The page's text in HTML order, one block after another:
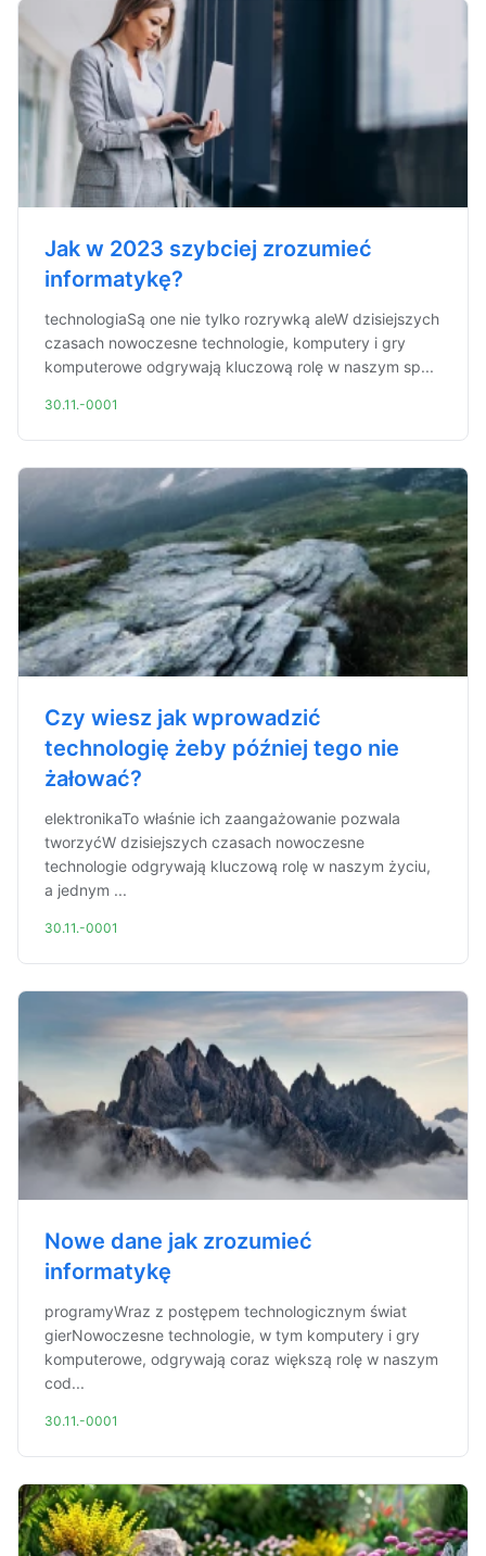
Jak w 2023 szybciej zrozumieć
informatykę?
technologiaSą one nie tylko rozrywką aleW dzisiejszych
czasach nowoczesne technologie, komputery i gry
komputerowe odgrywają kluczową rolę w naszym sp...
30.11.-0001
Czy wiesz jak wprowadzić
technologię żeby później tego nie
żałować?
elektronikaTo właśnie ich zaangażowanie pozwala
tworzyćW dzisiejszych czasach nowoczesne
technologie odgrywają kluczową rolę w naszym życiu,
a jednym ...
30.11.-0001
Nowe dane jak zrozumieć
informatykę
programyWraz z postępem technologicznym świat
gierNowoczesne technologie, w tym komputery i gry
komputerowe, odgrywają coraz większą rolę w naszym
cod...
30.11.-0001